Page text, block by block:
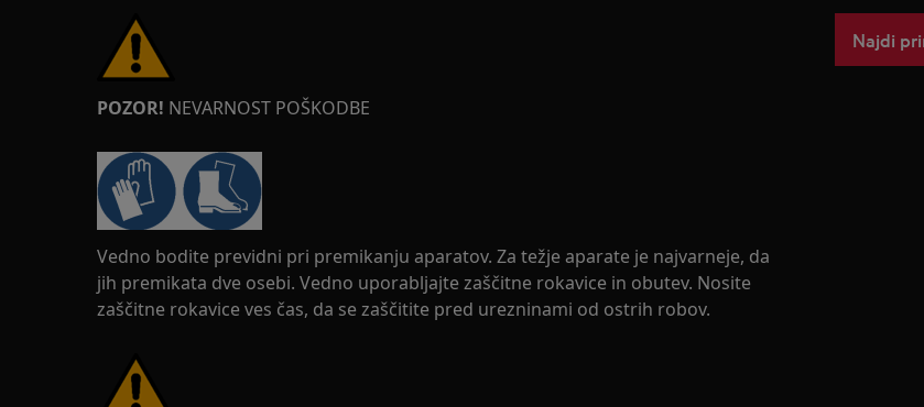
POZOR! NEVARNOST POŠKODBE
Vedno bodite previdni pri premikanju aparatov. Za težje aparate je najvarneje, da
jih premikata dve osebi. Vedno uporabljajte zaščitne rokavice in obutev. Nosite
zaščitne rokavice ves čas, da se zaščitite pred urezninami od ostrih robov.
Najdi